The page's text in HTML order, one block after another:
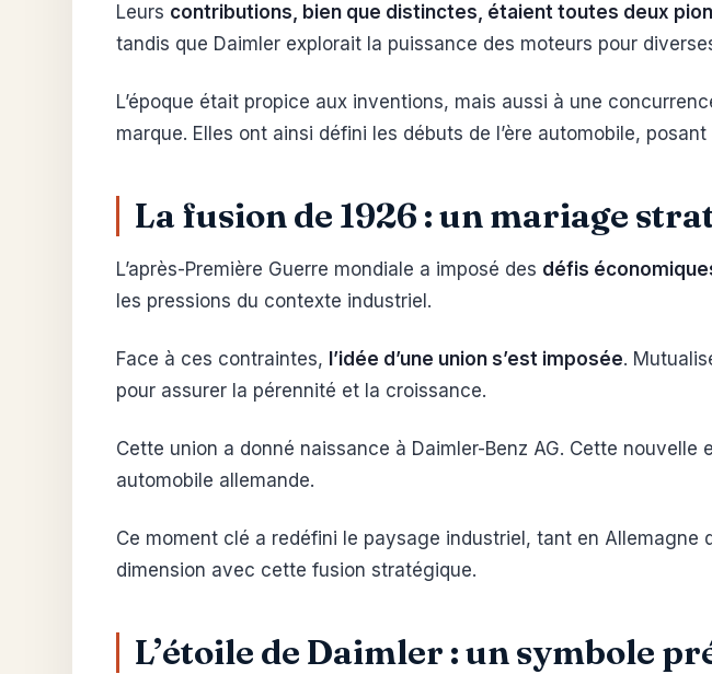
Leurs contributions, bien que distinctes, étaient toutes deux
tandis que Daimler explorait la puissance des moteurs pour
L’époque était propice aux inventions, mais aussi à une
marque. Elles ont ainsi défini les débuts de l’ère automobile,
La fusion de 1926 : un mariage
L’après-Première Guerre mondiale a imposé des défis
les pressions du contexte industriel.
Face à ces contraintes, l’idée d’une union s’est imposée.
pour assurer la pérennité et la croissance.
Cette union a donné naissance à Daimler-Benz AG. Cette
automobile allemande.
Ce moment clé a redéfini le paysage industriel, tant en Allemagne
dimension avec cette fusion stratégique.
L’étoile de Daimler : un symbole